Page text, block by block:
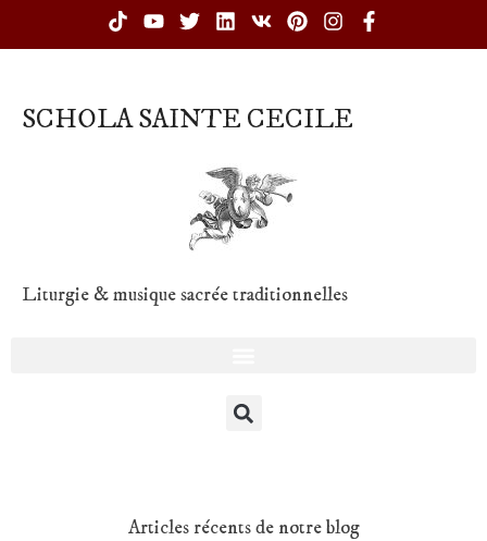
SCHOLA SAINTE CECILE
Liturgie & musique sacrée traditionnelles
Articles récents de notre blog